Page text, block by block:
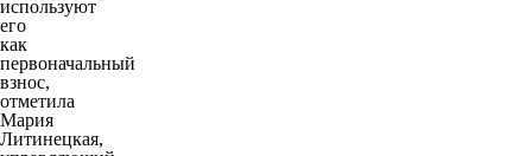
используют
его
как
первоначальный
взнос,
отметила
Мария
Литинецкая,